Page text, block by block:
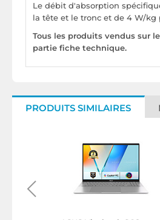
Le débit d'absorption
la tête et le tronc et de 4 W/kg
Tous les produits vendus sur
partie fiche technique.
PRODUITS SIMILAIRES